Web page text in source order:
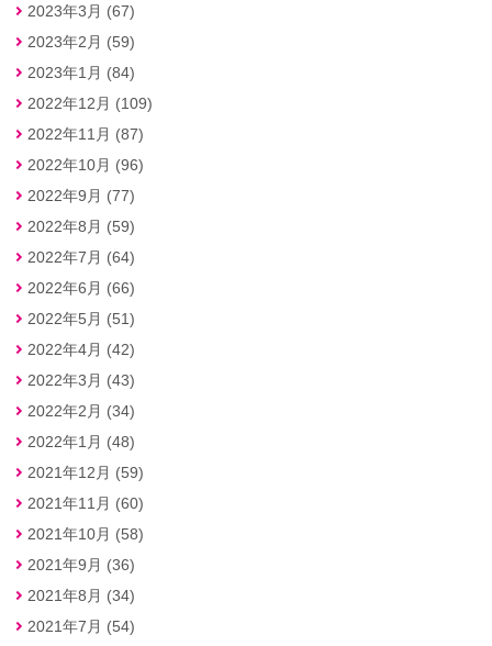
2023年3月 (67)
2023年2月 (59)
2023年1月 (84)
2022年12月 (109)
2022年11月 (87)
2022年10月 (96)
2022年9月 (77)
2022年8月 (59)
2022年7月 (64)
2022年6月 (66)
2022年5月 (51)
2022年4月 (42)
2022年3月 (43)
2022年2月 (34)
2022年1月 (48)
2021年12月 (59)
2021年11月 (60)
2021年10月 (58)
2021年9月 (36)
2021年8月 (34)
2021年7月 (54)